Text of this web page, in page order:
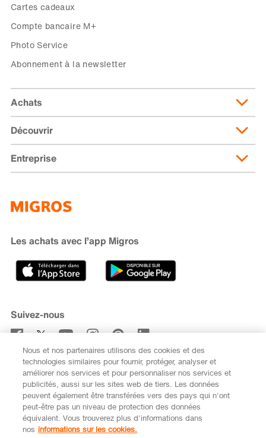
Cartes cadeaux
Compte bancaire M+
Photo Service
Abonnement à la newsletter
Achats
Livraison et frais de livraison
Abonnement de livraison
Moyens de paiement
Cumulus
Recherche de magasin
Découvrir
Migusto
iMpuls
Banque Migros
Entreprise
Développement durable
Carrière
Sponsoring
Médias
Code de conduite et signalement
Les achats avec l’app Migros
Suivez-nous
S’abonner à la newsletter
FR
Nous et nos partenaires utilisons des cookies et des
technologies similaires pour fournir, protéger, analyser et
améliorer nos services et pour personnaliser nos services et
publicités, aussi sur les sites web de tiers. Les données
peuvent également être transférées vers des pays qui n'ont
peut-être pas un niveau de protection des données
équivalent. Vous trouverez plus d'informations dans
nos informations sur les cookies.